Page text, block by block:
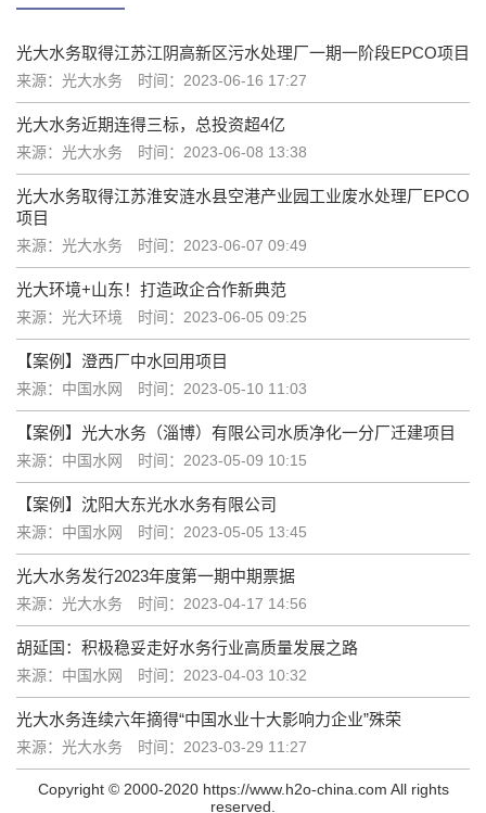
光大水务取得江苏江阴高新区污水处理厂一期一阶段EPCO项目
来源：光大水务 时间：2023-06-16 17:27
光大水务近期连得三标，总投资超4亿
来源：光大水务 时间：2023-06-08 13:38
光大水务取得江苏淮安涟水县空港产业园工业废水处理厂EPCO
项目
来源：光大水务 时间：2023-06-07 09:49
光大环境+山东！打造政企合作新典范
来源：光大环境 时间：2023-06-05 09:25
【案例】澄西厂中水回用项目
来源：中国水网 时间：2023-05-10 11:03
【案例】光大水务（淄博）有限公司水质净化一分厂迁建项目
来源：中国水网 时间：2023-05-09 10:15
【案例】沈阳大东光水水务有限公司
来源：中国水网 时间：2023-05-05 13:45
光大水务发行2023年度第一期中期票据
来源：光大水务 时间：2023-04-17 14:56
胡延国：积极稳妥走好水务行业高质量发展之路
来源：中国水网 时间：2023-04-03 10:32
光大水务连续六年摘得“中国水业十大影响力企业”殊荣
来源：光大水务 时间：2023-03-29 11:27
Copyright © 2000-2020 https://www.h2o-china.com All rights
reserved.